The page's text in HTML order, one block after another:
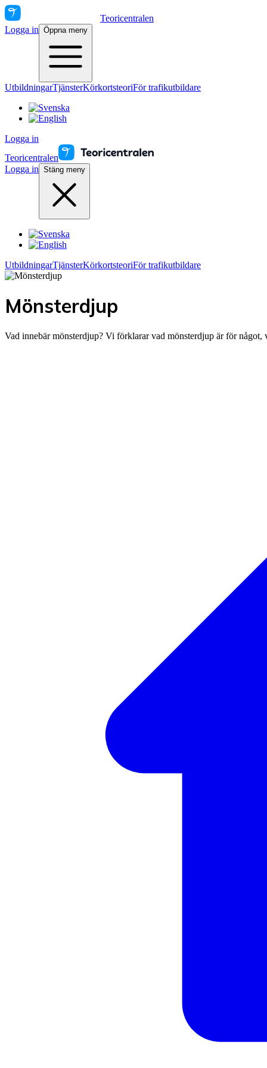
Teoricentralen
Logga in Öppna meny
UtbildningarTjänsterKörkortsteoriFör trafikutbildare
Logga in
Teoricentralen
Logga in Stäng meny
UtbildningarTjänsterKörkortsteoriFör trafikutbildare
Mönsterdjup
Vad innebär mönsterdjup? Vi förklarar vad mönsterdjup är för